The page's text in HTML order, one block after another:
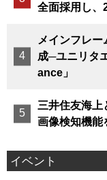
全面採用し、
メインフレ
成─ユニリタ
ance」
三井住友海上
画像検知機能
イベント